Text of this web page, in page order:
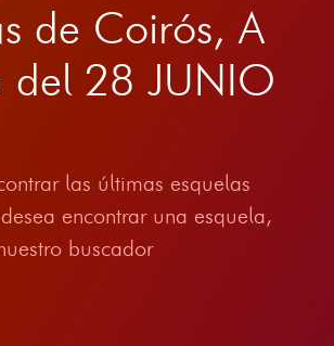
de Coirós, A
del 28 JUNIO
las últimas esquelas
encontrar una esquela,
buscador